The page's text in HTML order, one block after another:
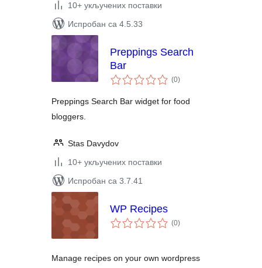
10+ укључених поставки
Испробан са 4.5.33
Preppings Search
Bar
(0укупних
оцена
)
Preppings Search Bar widget for food
bloggers.
Stas Davydov
10+ укључених поставки
Испробан са 3.7.41
WP Recipes
(0укупних
оцена
)
Manage recipes on your own wordpress